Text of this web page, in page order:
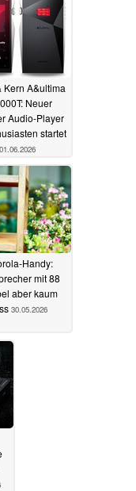
Kern A&ultima
Neuer
Audio-Player
startet
01.06.2026
Handy:
mit 88
aber kaum
30.05.2026